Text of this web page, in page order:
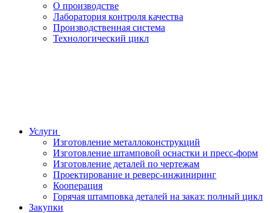
О производстве
Лаборатория контроля качества
Производственная система
Технологический цикл
Услуги
Изготовление металлоконструкций
Изготовление штамповой оснастки и пресс-форм
Изготовление деталей по чертежам
Проектирование и реверс-инжиниринг
Кооперация
Горячая штамповка деталей на заказ: полный цикл
Закупки